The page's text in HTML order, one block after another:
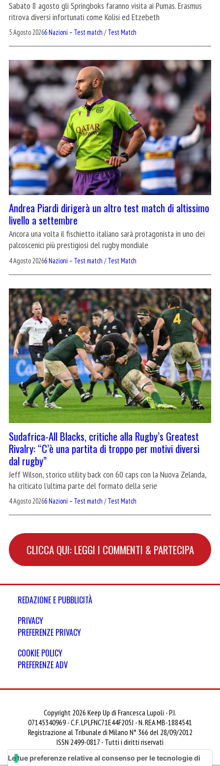
Sabato 8 agosto gli Springboks faranno visita ai Pumas. Erasmus
ritrova diversi infortunati come Kolisi ed Etzebeth
5 Agosto 20266 Nazioni – Test match /Test Match
Andrea Piardi dirigerà un altro test match di altissimo
livello a settembre
Ancora una volta il fischietto italiano sarà protagonista in uno dei
palcoscenici più prestigiosi del rugby mondiale
4 Agosto 20266 Nazioni – Test match /Test Match
Sudafrica-All Blacks, critiche alla Rugby’s Greatest
Rivalry: “C’è una partita di troppo per motivi diversi
dal rugby”
Jeff Wilson, storico utility back con 60 caps con la Nuova Zelanda,
ha criticato l'ultima parte del formato della serie
4 Agosto 20266 Nazioni – Test match /Test Match
CLICCA QUI: LEGGI I COMMENTI & PARTECIPA
REDAZIONE E PUBBLICITÀ
PRIVACY
PREFERENZE PRIVACY
COOKIE POLICY
PREFERENZE ADV
Copyright 2026 Keep Up di Francesca Lupoli - P.I.
07145340969 - C.F. LPLFNC71E44F205J - N. REA MB-1884541
Registrazione al Tribunale di Milano N° 366 del 28/09/2012
ISSN 2499-0817 - Tutti i diritti riservati
Le tue preferenze relative al consenso per le tecnologie di